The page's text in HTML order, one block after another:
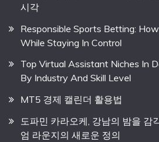
시각
Responsible Sports Betting:
While Staying In Control
Top Virtual Assistant Niches In
By Industry And Skill Level
MT5 경제 캘린더 활용법
도파민 카라오케, 강남의 밤을 감
엄 라운지의 새로운 정의